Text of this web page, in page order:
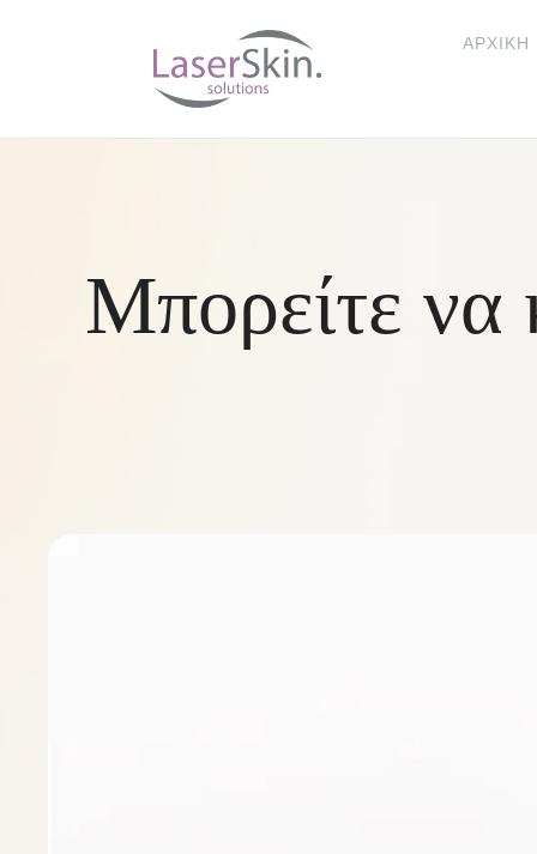
ΑΡΧΙΚΉ
Μπορείτε να